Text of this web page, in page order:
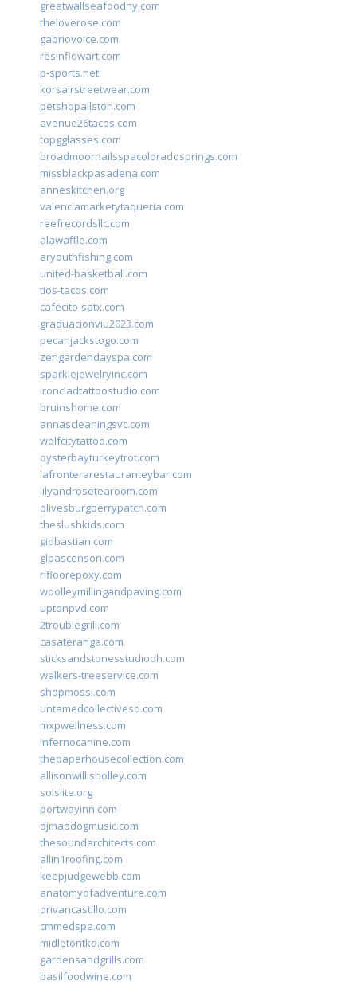
greatwallseafoodny.com
theloverose.com
gabriovoice.com
resinflowart.com
p-sports.net
korsairstreetwear.com
petshopallston.com
avenue26tacos.com
topgglasses.com
broadmoornailsspacoloradosprings.com
missblackpasadena.com
anneskitchen.org
valenciamarketytaqueria.com
reefrecordsllc.com
alawaffle.com
aryouthfishing.com
united-basketball.com
tios-tacos.com
cafecito-satx.com
graduacionviu2023.com
pecanjackstogo.com
zengardendayspa.com
sparklejewelryinc.com
ironcladtattoostudio.com
bruinshome.com
annascleaningsvc.com
wolfcitytattoo.com
oysterbayturkeytrot.com
lafronterarestauranteybar.com
lilyandrosetearoom.com
olivesburgberrypatch.com
theslushkids.com
giobastian.com
glpascensori.com
rifloorepoxy.com
woolleymillingandpaving.com
uptonpvd.com
2troublegrill.com
casateranga.com
sticksandstonesstudiooh.com
walkers-treeservice.com
shopmossi.com
untamedcollectivesd.com
mxpwellness.com
infernocanine.com
thepaperhousecollection.com
allisonwillisholley.com
solslite.org
portwayinn.com
djmaddogmusic.com
thesoundarchitects.com
allin1roofing.com
keepjudgewebb.com
anatomyofadventure.com
drivancastillo.com
cmmedspa.com
midletontkd.com
gardensandgrills.com
basilfoodwine.com